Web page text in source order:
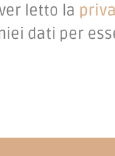
letto la
dati per